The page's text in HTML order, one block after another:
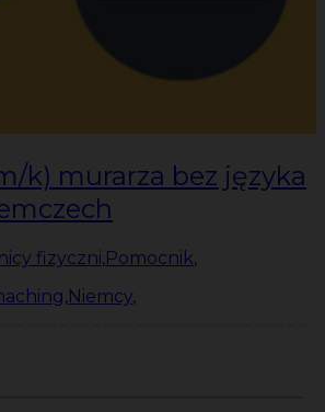
k) murarza bez języka
fizyczni,Pomocnik,
,Niemcy,